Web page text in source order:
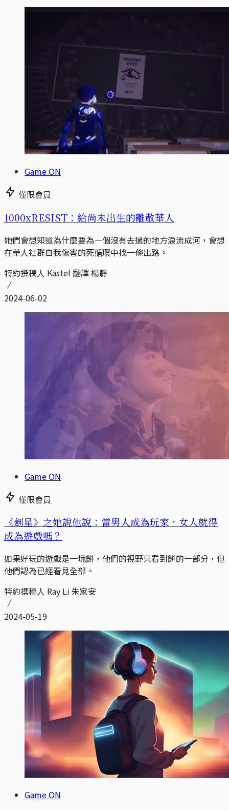
Game ON
僅限會員
1000xRESIST：給尚未出生的離散華人
她們會想知道為什麼要為一個沒有去過的地方淚流成河，會想
在華人社群自我傷害的死循環中找一條出路。
特約撰稿人 Kastel 翻譯 楊靜
2024-06-02
Game ON
僅限會員
《劍星》之她說他說：當男人成為玩家，女人就得
成為遊戲嗎？
如果好玩的遊戲是一塊餅，他們的視野只看到餅的一部分，但
他們認為已經看見全部。
特約撰稿人 Ray Li 朱家安
2024-05-19
Game ON